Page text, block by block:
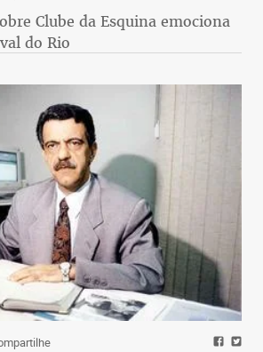
Clube da Esquina emociona
do Rio